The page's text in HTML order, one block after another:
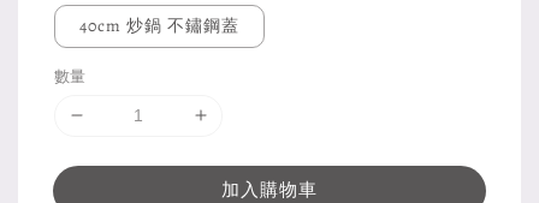
40cm 炒鍋 不鏽鋼蓋
數量
加入購物車